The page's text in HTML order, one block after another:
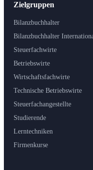
Zielgruppen
Bilanzbuchhalter
Bilanzbuchhalter
Steuerfachwirte
Betriebswirte
Wirtschaftsfachwirte
Technische Betriebswirte
Steuerfachangestellte
Studierende
Lerntechniken
Firmenkurse